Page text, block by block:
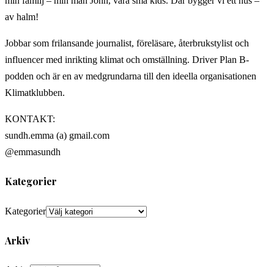
av halm!
Jobbar som frilansande journalist, föreläsare, återbrukstylist och
influencer med inrikting klimat och omställning. Driver Plan B-
podden och är en av medgrundarna till den ideella organisationen
Klimatklubben.
KONTAKT:
sundh.emma (a) gmail.com
@emmasundh
Kategorier
Kategorier
Arkiv